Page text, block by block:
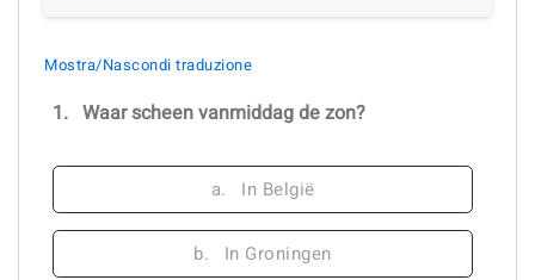
Mostra/Nascondi traduzione
1. Waar scheen vanmiddag de zon?
a. In België
b. In Groningen